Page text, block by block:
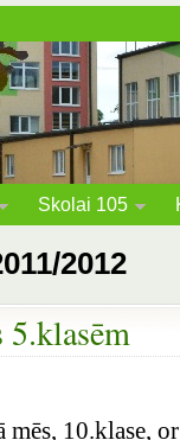
Skolai 105
2012
5.klasēm
mēs, 10.klase,